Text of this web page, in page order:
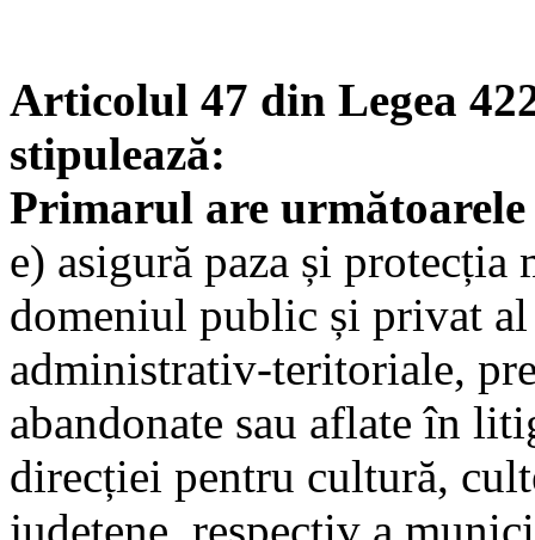
Articolul 47 din Legea
stipulează:
Primarul are
e) asigură paza și
domeniul public și privat
administrativ-teritoriale,
abandonate sau aflate în
direcției pentru cultură,
județene, respectiv a